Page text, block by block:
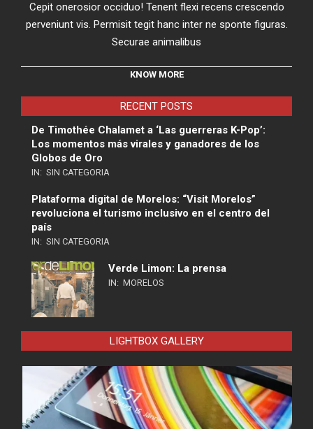
Cepit onerosior occiduo! Tenent flexi recens crescendo
perveniunt vis. Permisit tegit hanc inter ne sponte figuras.
Securae animalibus
KNOW MORE
RECENT POSTS
De Timothée Chalamet a ‘Las guerreras K-Pop’:
Los momentos más virales y ganadores de los
Globos de Oro
IN: SIN CATEGORIA
Plataforma digital de Morelos: “Visit Morelos”
revoluciona el turismo inclusivo en el centro del
país
IN: SIN CATEGORIA
Verde Limon: La prensa
IN: MORELOS
LIGHTBOX GALLERY